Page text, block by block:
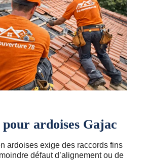
ardoises Gajac
ardoises exige des raccords fins
défaut d’alignement ou de